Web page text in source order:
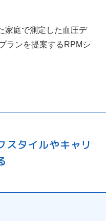
スタイルやキャリ
家庭で測定した血圧デ
ランを提案するRPMシ